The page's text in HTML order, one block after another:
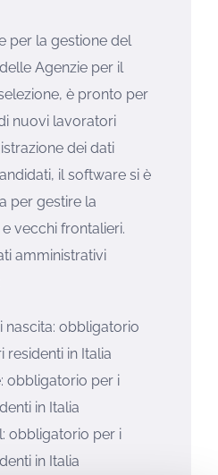
per la gestione del
Agenzie per il
è pronto per
nuovi lavoratori
dei dati
il software si è
per gestire la
vecchi frontalieri.
amministrativi
nascita: obbligatorio
residenti in Italia
obbligatorio per i
in Italia
obbligatorio per i
in Italia